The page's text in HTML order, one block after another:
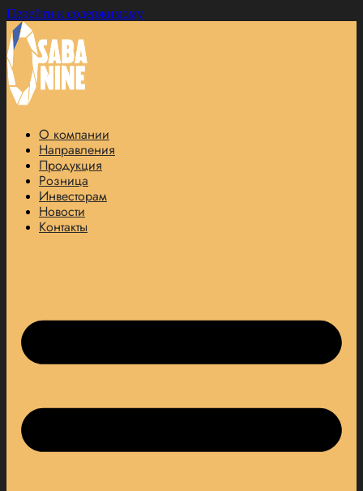
Перейти к содержимому
О компании
Направления
Продукция
Розница
Инвесторам
Новости
Контакты